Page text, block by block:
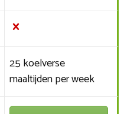
25 koelverse
maaltijden per week